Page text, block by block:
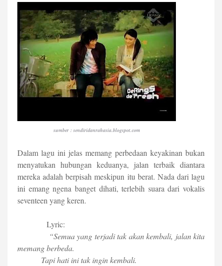
sumber : sendiridanrahasia.blogspot.com
Dalam lagu ini jelas memang perbedaan keyakinan bukan
menyatukan hubungan keduanya, jalan terbaik diantara
mereka adalah berpisah meskipun itu berat. Nada dari lagu
ini emang ngena banget dihati, terlebih suara dari vokalis
seventeen yang keren.
Lyric:
“Semua yang terjadi tak akan kembali, jalan kita
memang berbeda.
Tapi hati ini tak ingin kembali.